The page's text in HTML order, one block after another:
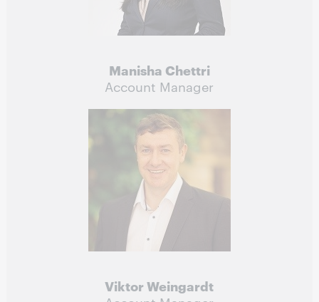
Manisha Chettri
Account Manager
Viktor Weingardt